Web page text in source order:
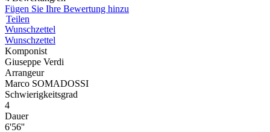
Fügen Sie Ihre Bewertung hinzu
Teilen
Wunschzettel
Wunschzettel
Komponist
Giuseppe Verdi
Arrangeur
Marco SOMADOSSI
Schwierigkeitsgrad
4
Dauer
6'56''